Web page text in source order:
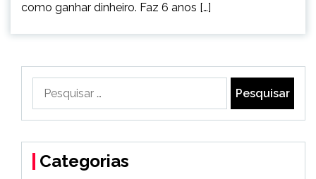
como ganhar dinheiro. Faz 6 anos […]
por:
Categorias